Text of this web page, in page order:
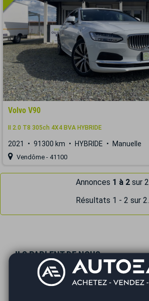
Volvo V90
II 2.0 T8 305ch 4X4 BVA HYBRIDE
2021 91300 km HYBRIDE Manuelle
Vendôme - 41100
Annonces 1 à 2 sur 2
Résultats 1 - 2 sur 2.
ILS PARLENT DE NOUS